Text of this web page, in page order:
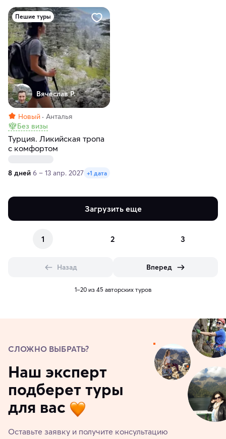
Пешие туры
Вячеслав Р.
Новый
Анталья
Без визы
Турция. Ликийская тропа
с комфортом
8 дней 6 – 13 апр. 2027 +1 дата
Загрузить еще
1 2 3
Назад Вперед
1–20 из 45 авторских туров
СЛОЖНО ВЫБРАТЬ?
Наш эксперт
подберет туры
для вас
Оставьте заявку и получите консультацию